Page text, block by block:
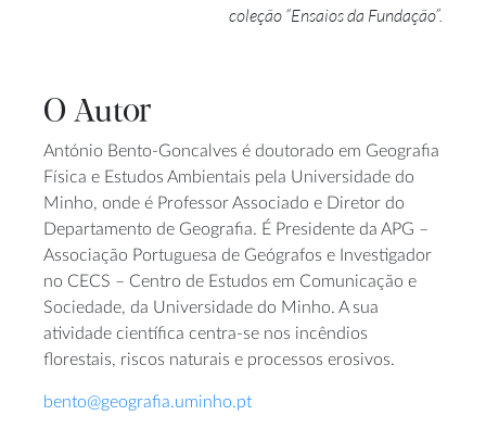
coleção “Ensaios da Fundação”.
O Autor
António Bento-Goncalves é doutorado em Geografia
Física e Estudos Ambientais pela Universidade do
Minho, onde é Professor Associado e Diretor do
Departamento de Geografia. É Presidente da APG –
Associação Portuguesa de Geógrafos e Investigador
no CECS – Centro de Estudos em Comunicação e
Sociedade, da Universidade do Minho. A sua
atividade científica centra-se nos incêndios
florestais, riscos naturais e processos erosivos.
bento@geografia.uminho.pt